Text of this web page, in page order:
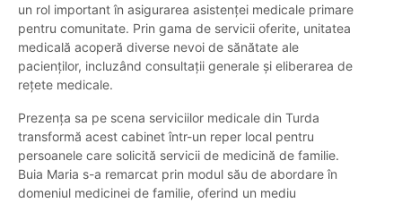
un rol important în asigurarea asistenței medicale primare
pentru comunitate. Prin gama de servicii oferite, unitatea
medicală acoperă diverse nevoi de sănătate ale
pacienților, incluzând consultații generale și eliberarea de
rețete medicale.
Prezența sa pe scena serviciilor medicale din Turda
transformă acest cabinet într-un reper local pentru
persoanele care solicită servicii de medicină de familie.
Buia Maria s-a remarcat prin modul său de abordare în
domeniul medicinei de familie, oferind un mediu